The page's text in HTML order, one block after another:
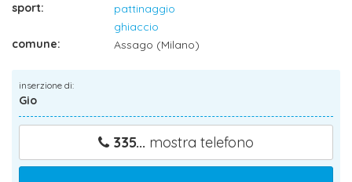
sport:
pattinaggio
ghiaccio
comune:
Assago (Milano)
inserzione di:
Gio
335... mostra telefono